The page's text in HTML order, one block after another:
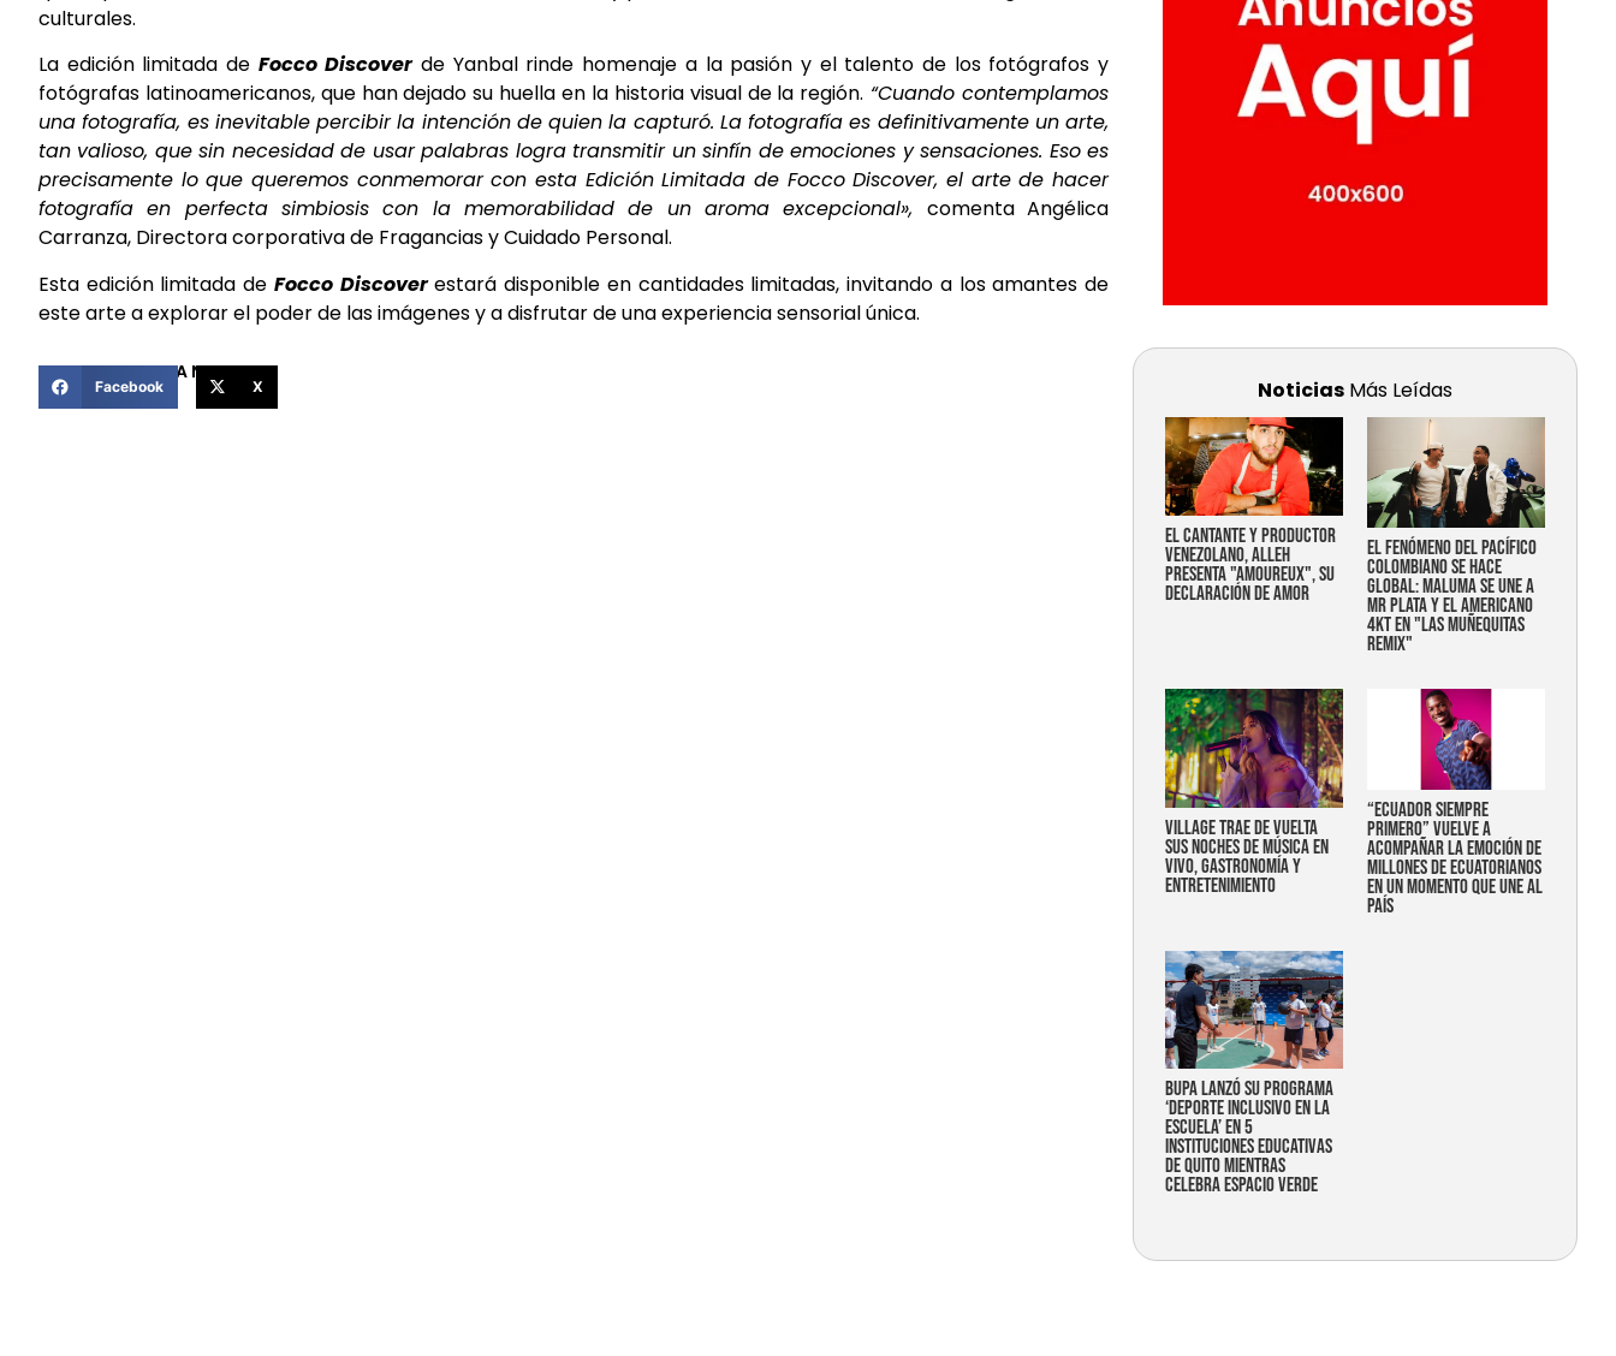
culturales.
La edición limitada de Focco Discoverde Yanbal rinde homenaje a la pasión y el talento de los fotógrafos y
fotógrafas latinoamericanos, que han dejado su huella en la historia visual de la región. “Cuando contemplamos
una fotografía, es inevitable percibir la intención de quien la capturó. La fotografía es definitivamente un arte,
tan valioso, que sin necesidad de usar palabras logra transmitir un sinfín de emociones y sensaciones. Eso es
precisamente lo que queremos conmemorar con esta Edición Limitada de Focco Discover, el arte de hacer
fotografía en perfecta simbiosis con la memorabilidad de un aroma excepcional», comenta Angélica
Carranza, Directora corporativa de Fragancias y Cuidado Personal.
Esta edición limitada de Focco Discoverestará disponible en cantidades limitadas, invitando a los amantes de
este arte a explorar el poder de las imágenes y a disfrutar de una experiencia sensorial única.
COMPARTIR ESTA NOTICIA
Facebook X Noticias Más Leídas
EL CANTANTE Y PRODUCTOR
VENEZOLANO, ALLEH
PRESENTA "AMOUREUX", SU
DECLARACIÓN DE AMOR
EL FENÓMENO DEL PACÍFICO
COLOMBIANO SE HACE
GLOBAL: MALUMA SE UNE A
MR PLATA Y EL AMERICANO
4KT EN "LAS MUÑEQUITAS
REMIX"
Village trae de vuelta
sus noches de música en
vivo, gastronomía y
entretenimiento
“Ecuador siempre
primero” vuelve a
acompañar la emoción de
millones de ecuatorianos
en un momento que une al
país
Bupa lanzó su programa
‘Deporte Inclusivo en la
Escuela’ en 5
instituciones educativas
de Quito mientras
celebra espacio verde